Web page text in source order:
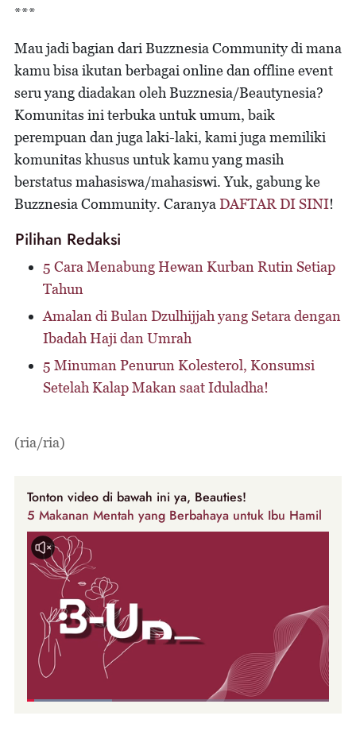
***
Mau jadi bagian dari Buzznesia Community di mana
kamu bisa ikutan berbagai online dan offline event
seru yang diadakan oleh Buzznesia/Beautynesia?
Komunitas ini terbuka untuk umum, baik
perempuan dan juga laki-laki, kami juga memiliki
komunitas khusus untuk kamu yang masih
berstatus mahasiswa/mahasiswi. Yuk, gabung ke
Buzznesia Community. Caranya DAFTAR DI SINI!
Pilihan Redaksi
5 Cara Menabung Hewan Kurban Rutin Setiap
Tahun
Amalan di Bulan Dzulhijjah yang Setara dengan
Ibadah Haji dan Umrah
5 Minuman Penurun Kolesterol, Konsumsi
Setelah Kalap Makan saat Iduladha!
(ria/ria)
Tonton video di bawah ini ya, Beauties!
5 Makanan Mentah yang Berbahaya untuk Ibu Hamil